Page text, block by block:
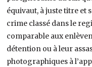
équivaut, à juste titre et
crime classé dans le
comparable aux
détention ou à leur
photographiques à